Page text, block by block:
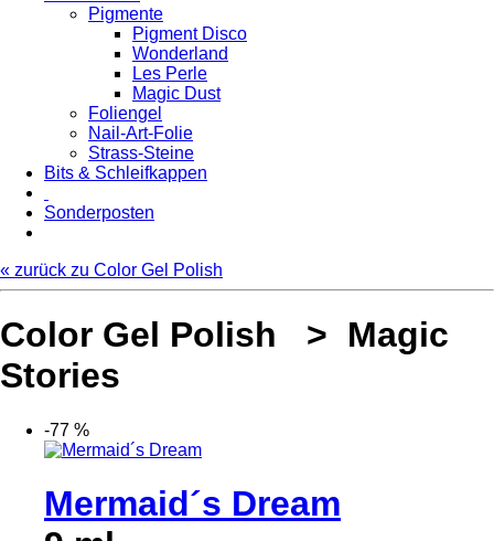
Pigmente
Pigment Disco
Wonderland
Les Perle
Magic Dust
Foliengel
Nail-Art-Folie
Strass-Steine
Bits & Schleifkappen
Sonderposten
« zurück zu Color Gel Polish
Color Gel Polish > Magic
Stories
-77 %
Mermaid´s Dream